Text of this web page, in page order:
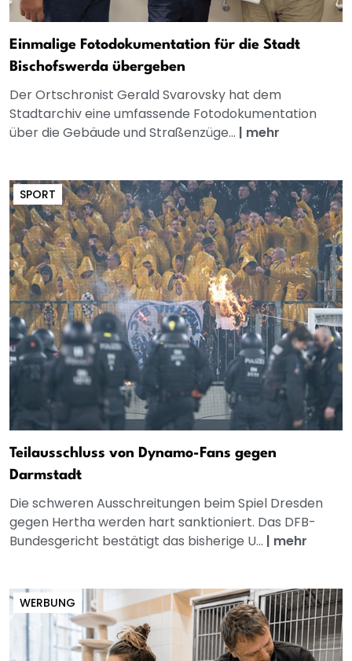
Einmalige Fotodokumentation für die Stadt
Bischofswerda übergeben
Der Ortschronist Gerald Svarovsky hat dem
Stadtarchiv eine umfassende Fotodokumentation
über die Gebäude und Straßenzüge... | mehr
SPORT
Teilausschluss von Dynamo-Fans gegen
Darmstadt
Die schweren Ausschreitungen beim Spiel Dresden
gegen Hertha werden hart sanktioniert. Das DFB-
Bundesgericht bestätigt das bisherige U... | mehr
WERBUNG